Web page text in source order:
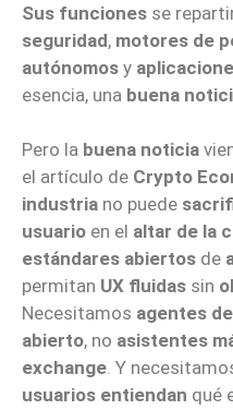
Sus funciones se
seguridad, motores de
autónomos y
esencia, una buena
Pero la buena noticia
el artículo de Crypto
industria no puede
usuario en el altar de la
estándares abiertos de
permitan UX fluidas sin
Necesitamos agentes
abierto, no asistentes
exchange. Y
usuarios entiendan qué